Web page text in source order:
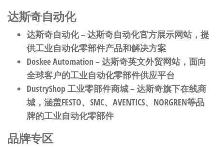
达斯奇自动化
达斯奇自动化– 达斯奇自动化官方展示网站，提
供工业自动化零部件产品和解决方案
Doskee Automation– 达斯奇英文外贸网站，面向
全球客户的工业自动化零部件供应平台
DustryShop 工业零部件商城– 达斯奇旗下在线商
城，涵盖FESTO、SMC、AVENTICS、NORGREN等品
牌的工业自动化零部件
品牌专区